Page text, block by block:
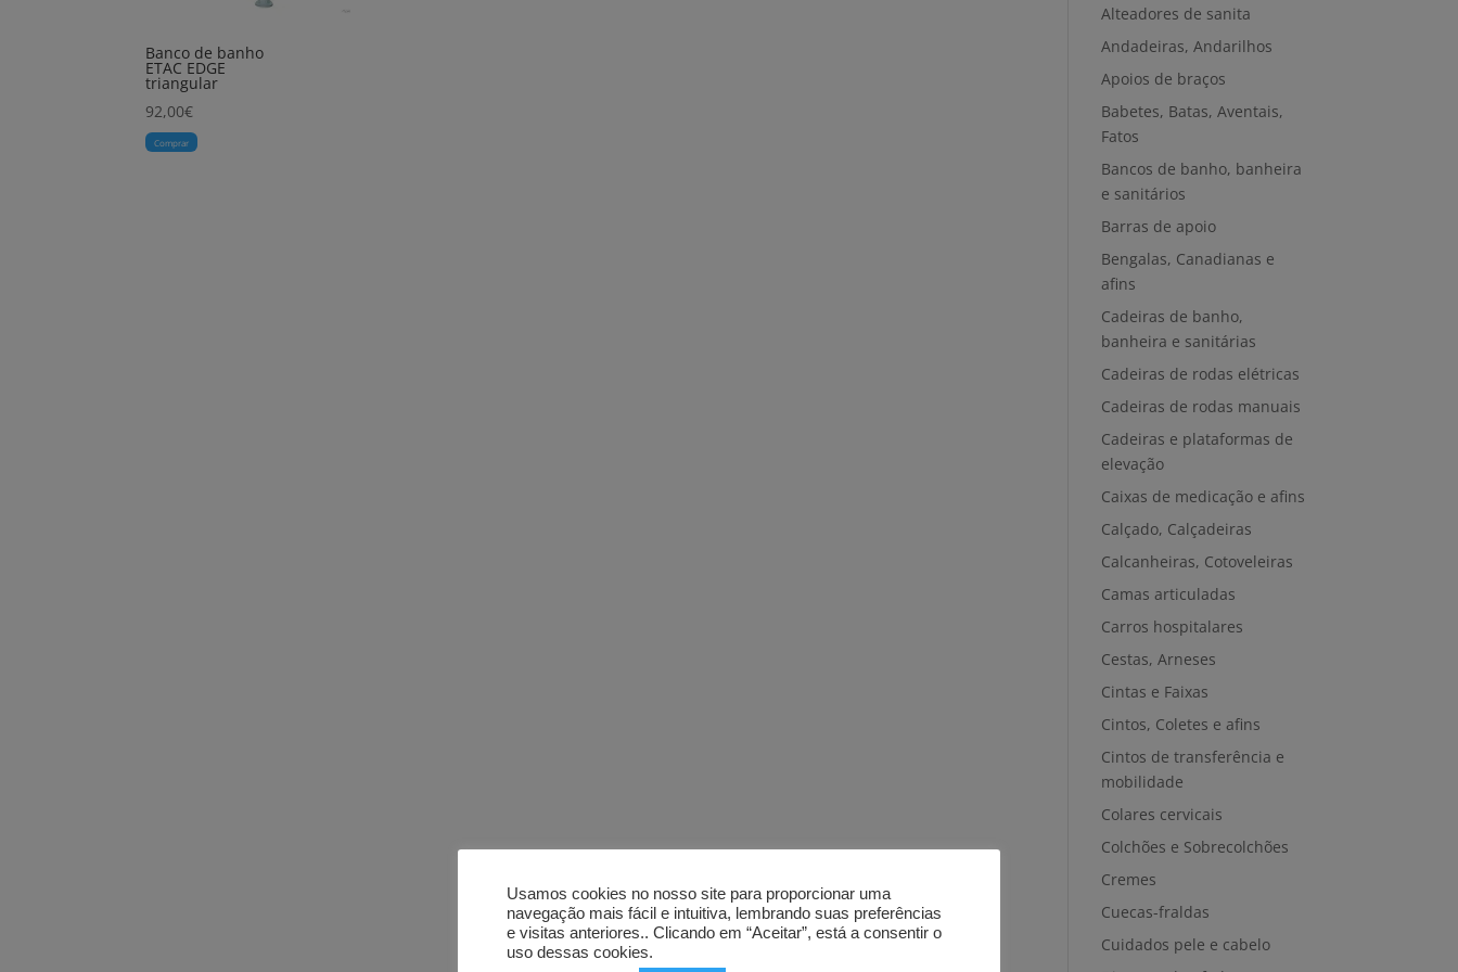
Banco de banho
ETAC EDGE
triangular
92,00€
Comprar
Alteadores de sanita
Andadeiras, Andarilhos
Apoios de braços
Babetes, Batas, Aventais,
Fatos
Bancos de banho, banheira
e sanitários
Barras de apoio
Bengalas, Canadianas e
afins
Cadeiras de banho,
banheira e sanitárias
Cadeiras de rodas elétricas
Cadeiras de rodas manuais
Cadeiras e plataformas de
elevação
Caixas de medicação e afins
Calçado, Calçadeiras
Calcanheiras, Cotoveleiras
Camas articuladas
Carros hospitalares
Cestas, Arneses
Cintas e Faixas
Cintos, Coletes e afins
Cintos de transferência e
mobilidade
Colares cervicais
Colchões e Sobrecolchões
Cremes
Cuecas-fraldas
Cuidados pele e cabelo
Usamos cookies no nosso site para proporcionar uma
navegação mais fácil e intuitiva, lembrando suas preferências
e visitas anteriores.. Clicando em “Aceitar”, está a consentir o
uso dessas cookies.